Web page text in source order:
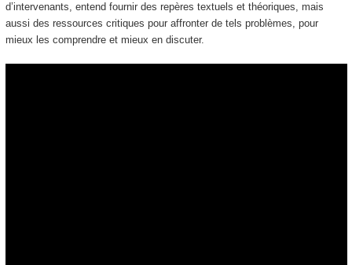
d’intervenants, entend fournir des repères textuels et théoriques, mais
aussi des ressources critiques pour affronter de tels problèmes, pour
mieux les comprendre et mieux en discuter.